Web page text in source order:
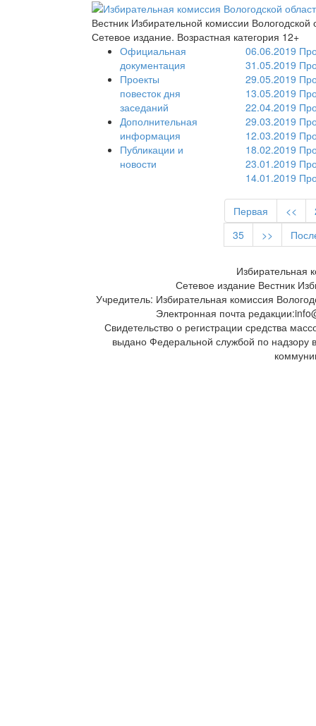
Вестник Избирательной комиссии Вологодской
Сетевое издание. Возрастная категория 12+
Официальная
документация
Проекты
повесток дня
заседаний
Дополнительная
информация
Публикации и
новости
06.06.2019
31.05.2019
29.05.2019
13.05.2019
22.04.2019
29.03.2019
12.03.2019
18.02.2019
23.01.2019
14.01.2019
Первая <<
35
>>
Избирательная
Сетевое издание Вестник
Учредитель: Избирательная комиссия
Электронная почта
Свидетельство о регистрации средства
выдано Федеральной службой по